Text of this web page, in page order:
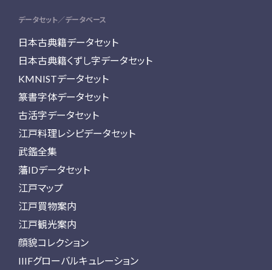
データセット／データベース
日本古典籍データセット
日本古典籍くずし字データセット
KMNISTデータセット
篆書字体データセット
古活字データセット
江戸料理レシピデータセット
武鑑全集
藩IDデータセット
江戸マップ
江戸買物案内
江戸観光案内
顔貌コレクション
IIIFグローバルキュレーション